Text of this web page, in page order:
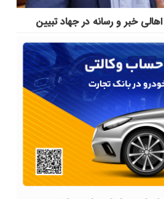
خبر و رسانه در جهاد تبیین